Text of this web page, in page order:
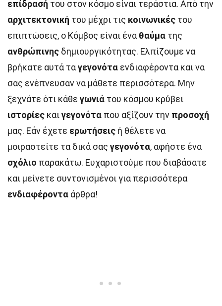
επίδρασή του στον κόσμο είναι τεράστια. Από την
αρχιτεκτονική του μέχρι τις κοινωνικές του
επιπτώσεις, ο Κόμβος είναι ένα θαύμα της
ανθρώπινης δημιουργικότητας. Ελπίζουμε να
βρήκατε αυτά ταγεγονότα ενδιαφέροντα και να
σας ενέπνευσαν να μάθετε περισσότερα. Μην
ξεχνάτε ότι κάθε γωνιά του κόσμου κρύβει
ιστορίες καιγεγονότα που αξίζουν την προσοχή
μας. Εάν έχετε ερωτήσεις ή θέλετε να
μοιραστείτε τα δικά σας γεγονότα, αφήστε ένα
σχόλιο παρακάτω. Ευχαριστούμε που διαβάσατε
και μείνετε συντονισμένοι για περισσότερα
ενδιαφέροντα άρθρα!